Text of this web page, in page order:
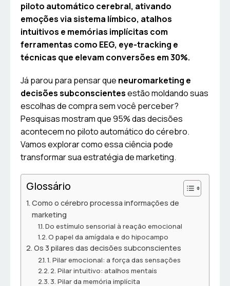
piloto automático cerebral, ativando
emoções via sistema límbico, atalhos
intuitivos e memórias implícitas com
ferramentas como EEG, eye-tracking e
técnicas que elevam conversões em 30%.
Já parou para pensar que neuromarketing e
decisões subconscientesestão moldando suas
escolhas de compra sem você perceber?
Pesquisas mostram que 95% das decisões
acontecem no piloto automático do cérebro.
Vamos explorar como essa ciência pode
transformar sua estratégia de marketing.
Glossário
Como o cérebro processa informações de
marketing
Do estímulo sensorial à reação emocional
O papel da amígdala e do hipocampo
Os 3 pilares das decisões subconscientes
1. Pilar emocional: a força das sensações
2. Pilar intuitivo: atalhos mentais
3. Pilar da memória implícita